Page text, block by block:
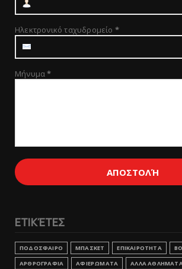
Ηλεκτρονικό ταχυδρομείο *
Μήνυμα*
ΕΤΙΚΈΤΕΣ
ΠΟΔΟΣΦΑΙΡΟ ΜΠΑΣΚΕΤ ΕΠΙΚΑΙΡΟΤΗΤΑ
ΑΡΘΡΟΓΡΑΦΙΑ
ΑΦΙΕΡΩΜΑΤΑ ΑΛΛΑ